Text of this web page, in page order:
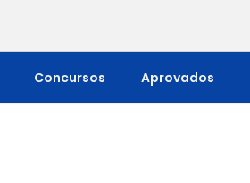
Concursos Aprovados